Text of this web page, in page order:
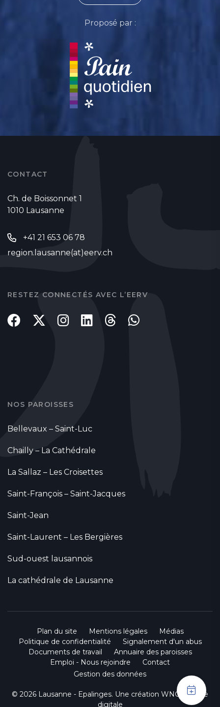
Proposé par :
CONTACT
Ch. de Boissonnet 1
1010 Lausanne
+41 21 653 06 78
region.lausanne(at)eerv.ch
RESTEZ CONNECTÉS AVEC L’EERV
NOS PAROISSES
Bellevaux – Saint-Luc
Chailly – La Cathédrale
La Sallaz – Les Croisettes
Saint-François – Saint-Jacques
Saint-Jean
Saint-Laurent – Les Bergières
Sud-ouest lausannois
La cathédrale de Lausanne
Plan du site Mentions légales
Médias
Politique de confidentialité
Signalement d'un abus
Documents de travail
Annuaire des paroisses
Emploi - Nous rejoindre
Contact
Gestion des données
© 2026 Lausanne - Epalinges. Une création WNG agence
digitale